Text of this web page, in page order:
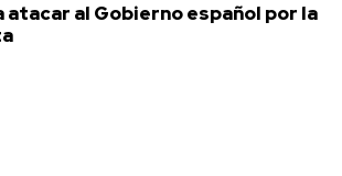
atacar al Gobierno español por la